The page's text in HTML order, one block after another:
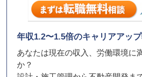
年収1.2〜1.5倍のキャリアアップ
あなたは現在の収入、労働環境に
か？